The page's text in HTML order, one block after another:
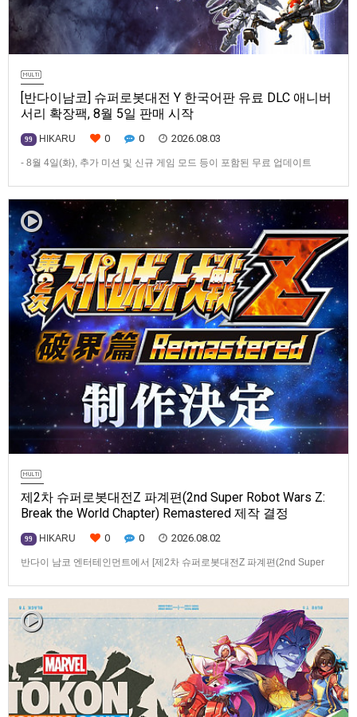
[반다이남코] 슈퍼로봇대전 Y 한국어판 유료 DLC 애니버
서리 확장팩, 8월 5일 판매 시작
99 HIKARU 0 0 2026.08.03
- 8월 4일(화), 추가 미션 및 신규 게임 모드 등이 포함된 무료 업데이트
Switch™, Steam®용 ‘슈퍼로봇대전 Y’(한국어판)의 유료 DLC ‘애니버서리
확장팩’을 2026년 …
제2차 슈퍼로봇대전Z 파계편(2nd Super Robot Wars Z:
Break the World Chapter) Remastered 제작 결정
99 HIKARU 0 0 2026.08.02
반다이 남코 엔터테인먼트에서 [제2차 슈퍼로봇대전Z 파계편(2nd Super
판[제2차 슈퍼로봇대전Z 파계편]은 2011년 PSP로 발매되었으며, 2012년
에 발매되었던 [제2…